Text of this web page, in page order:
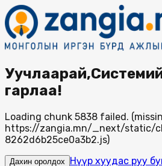
гарлаа!
Loading chunk 5838 failed.
https://zangia.mn/_next/static/
8262d6b25ce0a3b2.js)
Дахин оролдох Нүүр хуудас руу